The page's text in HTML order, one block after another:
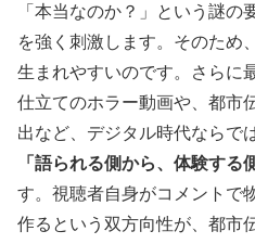
「本当なのか？」という謎
を強く刺激します。そのため
生まれやすいのです。さらに
仕立てのホラー動画や、都市
出など、デジタル時代ならで
「語られる側から、体験する
す。視聴者自身がコメントで
作るという双方向性が、都市